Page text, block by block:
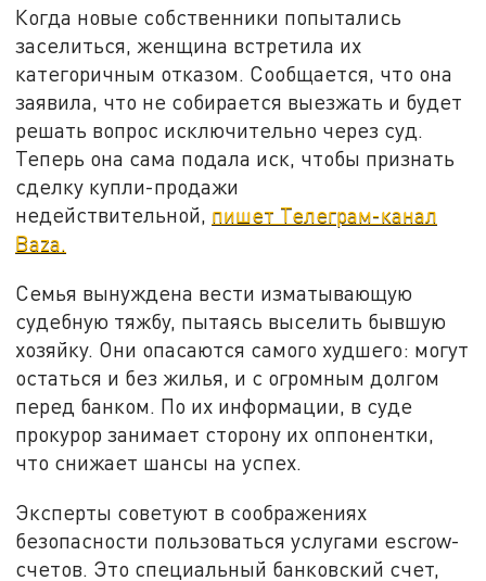
Когда новые собственники попытались
заселиться, женщина встретила их
категоричным отказом. Сообщается, что она
заявила, что не собирается выезжать и будет
решать вопрос исключительно через суд.
Теперь она сама подала иск, чтобы признать
сделку купли-продажи
недействительной, пишет Телеграм-канал
Baza.
Семья вынуждена вести изматывающую
судебную тяжбу, пытаясь выселить бывшую
хозяйку. Они опасаются самого худшего: могут
остаться и без жилья, и с огромным долгом
перед банком. По их информации, в суде
прокурор занимает сторону их оппонентки,
что снижает шансы на успех.
Эксперты советуют в соображениях
безопасности пользоваться услугами escrow-
счетов. Это специальный банковский счет,